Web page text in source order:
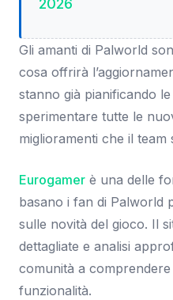
2026
Gli amanti di Palworld
cosa offrirà
stanno già pianificando
sperimentare tutte le
miglioramenti che il
Eurogamer è una delle
basano i fan di Palworld
sulle novità del gioco. Il
dettagliate e analisi
comunità a
funzionalità.